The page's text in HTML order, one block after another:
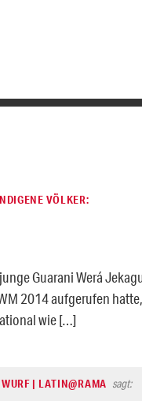
VÖLKER:
Guarani Werá
2014 aufgerufen
wie […]
| LATIN@RAMA sagt: